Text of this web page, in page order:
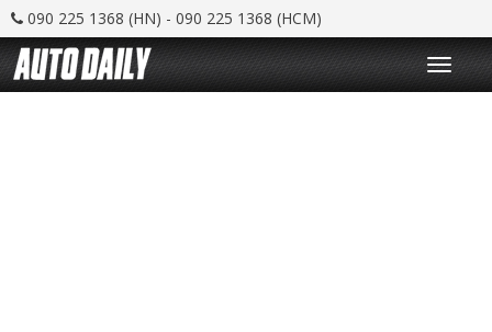
090 225 1368 (HN) - 090 225 1368 (HCM)
T
o
g